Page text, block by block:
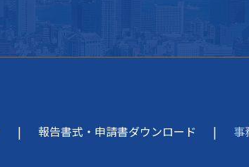
報告書式・申請書ダウンロード 事